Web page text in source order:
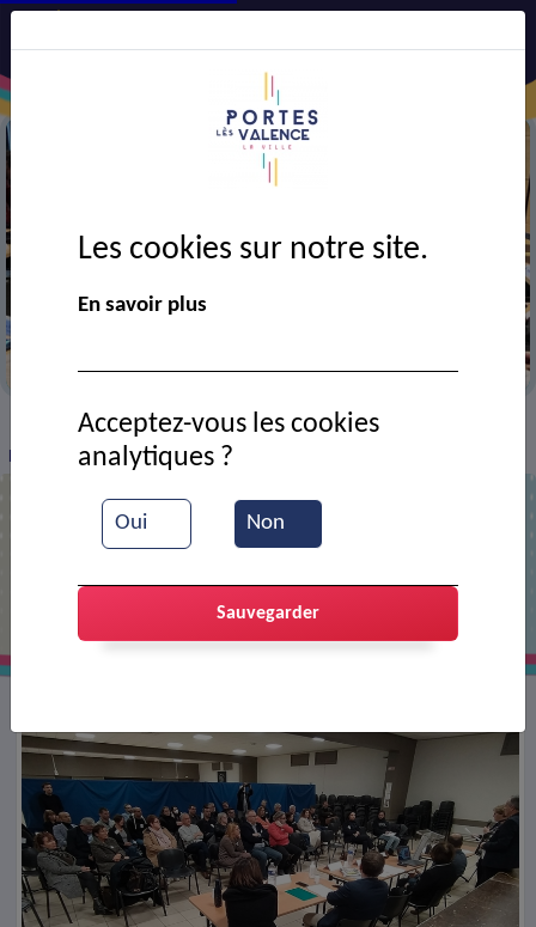
> VIE MUNICIPALE > Ressources documentaires
Rencontres économiques
Les cookies sur notre site.
En savoir plus
Oui Non
Acceptez-vous les cookies
analytiques ?
Sauvegarder